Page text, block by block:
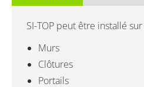
SI-TOP peut être installé
Murs
Clôtures
Portails